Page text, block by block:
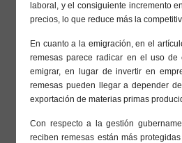
laboral, y el consiguiente incremento
precios, lo que reduce más la
En cuanto a la emigración, en el
remesas parece radicar en el uso
emigrar, en lugar de invertir en
remesas pueden llegar a depender
exportación de materias primas
Con respecto a la gestión
reciben remesas están más